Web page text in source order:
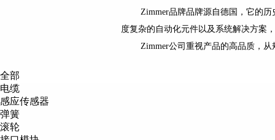
Zimmer品牌品牌源自德国，它的历
度复杂的自动化元件以及系统解决方案
Zimmer公司重视产品的高品质，
全部
电缆
感应传感器
弹簧
滚轮